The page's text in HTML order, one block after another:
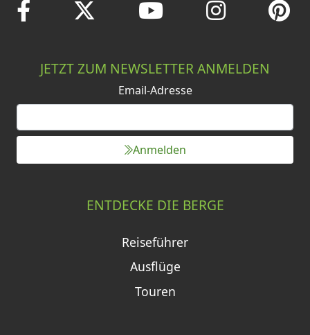
JETZT ZUM NEWSLETTER ANMELDEN
Email-Adresse
Anmelden
ENTDECKE DIE BERGE
Reiseführer
Ausflüge
Touren